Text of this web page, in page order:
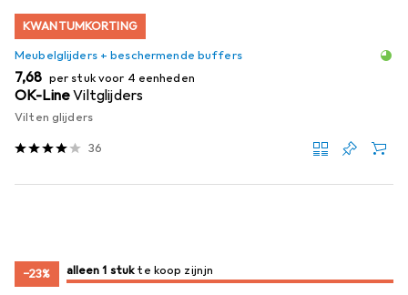
KWANTUMKORTING
Meubelglijders + beschermende buffers
EUR
7,68 per stuk voor 4 eenheden
OK-LineViltglijders
Vilten glijders
36
−23% slechts 1 item te koop zijn
alleen 1 stuk te koop zijn